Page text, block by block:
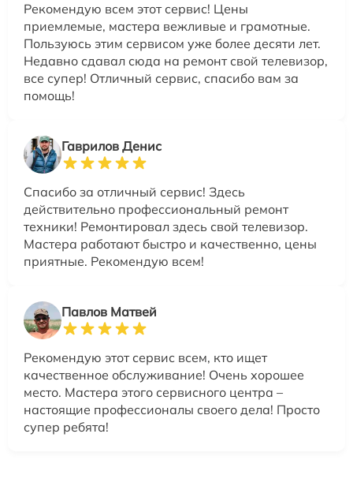
Рекомендую всем этот сервис! Цены
приемлемые, мастера вежливые и грамотные.
Пользуюсь этим сервисом уже более десяти лет.
Недавно сдавал сюда на ремонт свой телевизор,
все супер! Отличный сервис, спасибо вам за
помощь!
Гаврилов Денис
Спасибо за отличный сервис! Здесь
действительно профессиональный ремонт
техники! Ремонтировал здесь свой телевизор.
Мастера работают быстро и качественно, цены
приятные. Рекомендую всем!
Павлов Матвей
Рекомендую этот сервис всем, кто ищет
качественное обслуживание! Очень хорошее
место. Мастера этого сервисного центра –
настоящие профессионалы своего дела! Просто
супер ребята!